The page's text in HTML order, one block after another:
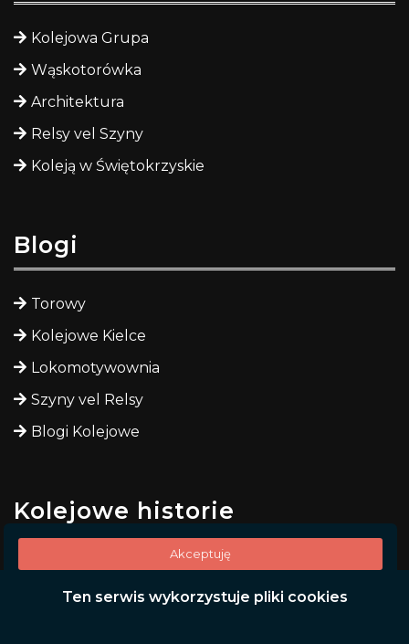
Kolejowa Grupa
Wąskotorówka
Architektura
Relsy vel Szyny
Koleją w Świętokrzyskie
Blogi
Torowy
Kolejowe Kielce
Lokomotywownia
Szyny vel Relsy
Blogi Kolejowe
Kolejowe historie
Odyssea siedmioletniego Ulissesa
Akceptuję
Ten serwis wykorzystuje pliki cookies